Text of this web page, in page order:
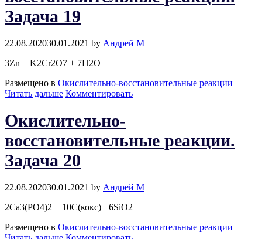
Задача 19
22.08.202030.01.2021 by Андрей М
3Zn + K2Cr2O7 + 7H2O
Размещено в Окислительно-восстановительные реакции
Читать дальшеОкислительно-
Задача
Комментировать
Окислительно-
восстановительные реакции.
Задача 20
22.08.202030.01.2021 by Андрей М
2Ca3(PO4)2 + 10C(кокс) +6SiO2
Размещено в Окислительно-восстановительные реакции
Окислительно-